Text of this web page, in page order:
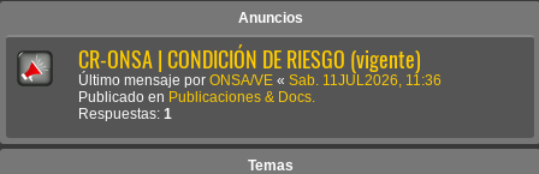
Anuncios
CR-ONSA | CONDICIÓN DE RIESGO (vigente)
Último mensaje por ONSA/VE « Sab. 11JUL2026, 11:36
Publicado en Publicaciones & Docs.
Respuestas: 1
Temas